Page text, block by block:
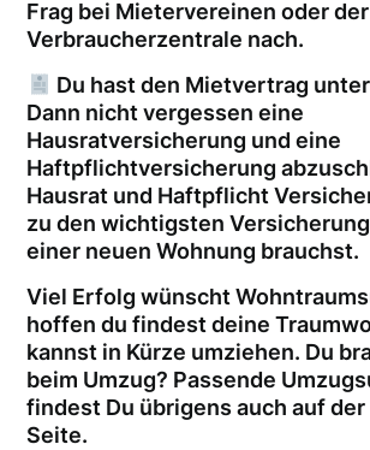
Frag bei Mietervereinen oder der
Verbraucherzentrale nach.
Du hast den Mietvertrag
Dann nicht vergessen eine
Hausratversicherung und eine
Haftpflichtversicherung
Hausrat und Haftpflicht
zu den wichtigsten
einer neuen Wohnung brauchst.
Viel Erfolg wünscht
hoffen du findest deine
kannst in Kürze umziehen. Du
beim Umzug? Passende
findest Du übrigens auch auf
Seite.